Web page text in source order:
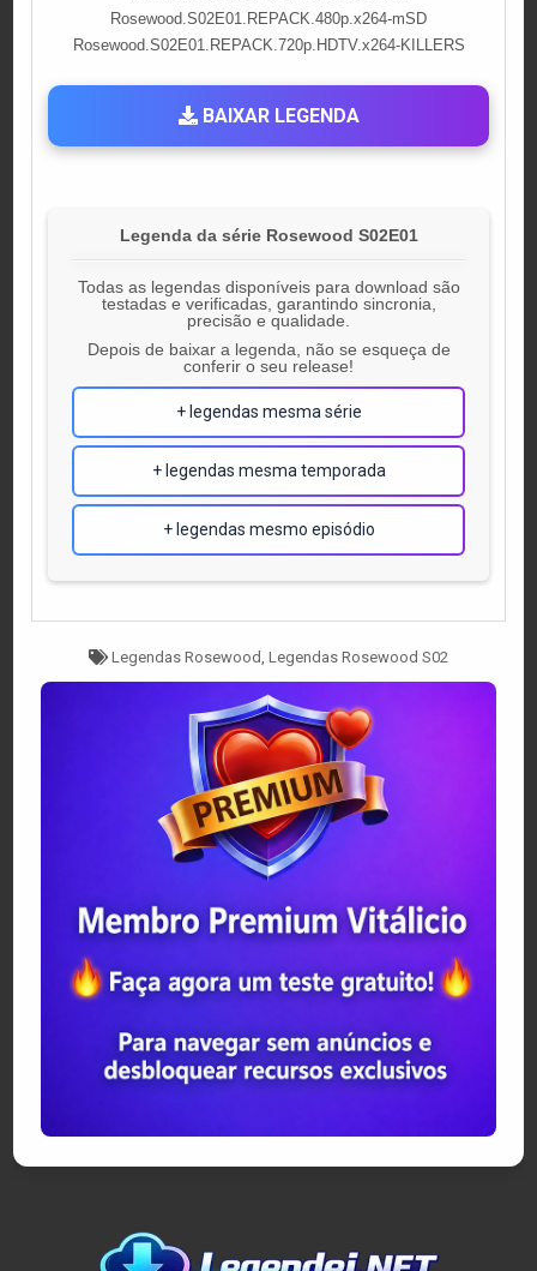
Rosewood.S02E01.REPACK.480p.x264-mSD
Rosewood.S02E01.REPACK.720p.HDTV.x264-KILLERS
BAIXAR LEGENDA
Legenda da série Rosewood S02E01
Todas as legendas disponíveis para download são
testadas e verificadas, garantindo sincronia,
precisão e qualidade.
Depois de baixar a legenda, não se esqueça de
conferir o seu release!
+ legendas mesma série
+ legendas mesma temporada
+ legendas mesmo episódio
Tagged
Legendas Rosewood Legendas Rosewood S02